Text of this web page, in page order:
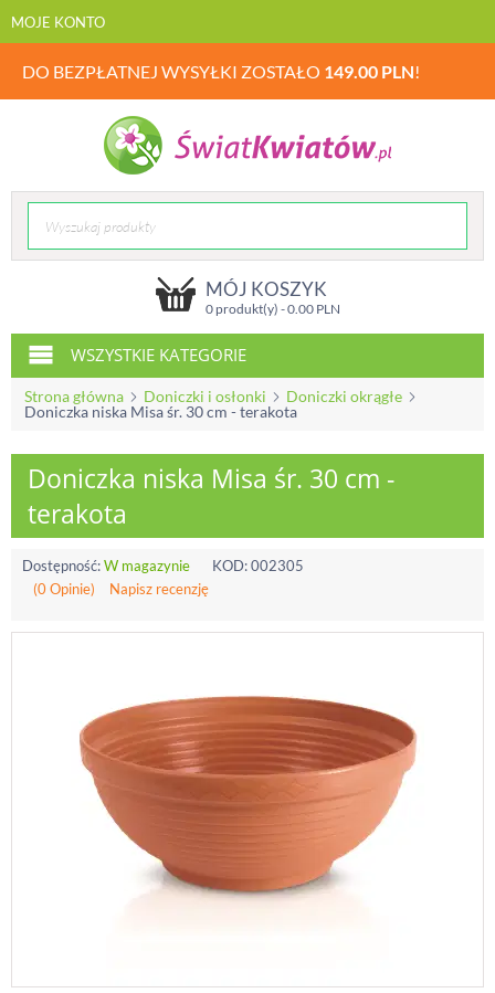
MOJE KONTO
DO BEZPŁATNEJ WYSYŁKI ZOSTAŁO 149.00 PLN!
MÓJ KOSZYK
0 produkt(y) -0.00PLN
WSZYSTKIE KATEGORIE
Strona główna Doniczki i osłonki
Doniczki okrągłe
Doniczka niska Misa śr. 30 cm - terakota
Doniczka niska Misa śr. 30 cm -
terakota
Dostępność:W magazynie KOD:002305
(0 Opinie)
Napisz recenzję